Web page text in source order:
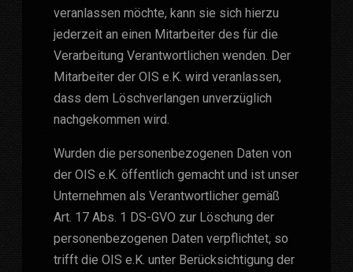
veranlassen möchte, kann sie sich hierzu
jederzeit an einen Mitarbeiter des für die
Verarbeitung Verantwortlichen wenden. Der
Mitarbeiter der OIS e.K. wird veranlassen,
dass dem Löschverlangen unverzüglich
nachgekommen wird.
Wurden die personenbezogenen Daten von
der OIS e.K. öffentlich gemacht und ist unser
Unternehmen als Verantwortlicher gemäß
Art. 17 Abs. 1 DS-GVO zur Löschung der
personenbezogenen Daten verpflichtet, so
trifft die OIS e.K. unter Berücksichtigung der